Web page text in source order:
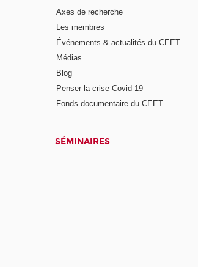
Axes de recherche
Les membres
Événements & actualités du CEET
Médias
Blog
Penser la crise Covid-19
Fonds documentaire du CEET
SÉMINAIRES